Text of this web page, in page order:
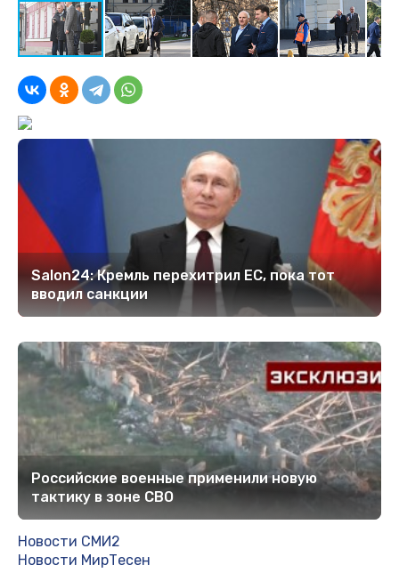
Salon24: Кремль перехитрил EC, пока тот
вводил санкции
Российские военные применили новую
тактику в зоне СВО
Новости СМИ2
Новости МирТесен